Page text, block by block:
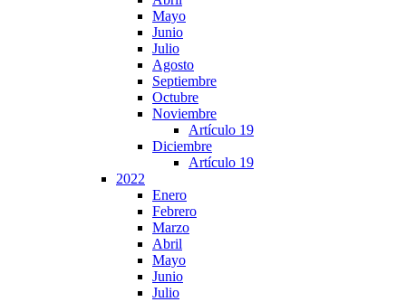
Mayo
Junio
Julio
Agosto
Septiembre
Octubre
Noviembre
Artículo 19
Diciembre
Artículo 19
2022
Enero
Febrero
Marzo
Abril
Mayo
Junio
Julio